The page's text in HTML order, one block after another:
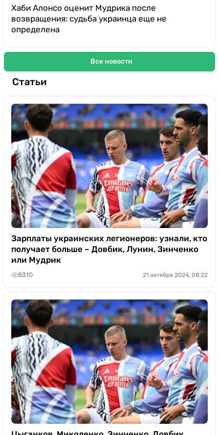
Хаби Алонсо оценит Мудрика после
возвращения: судьба украинца еще не
определена
Все новости
Статьи
Зарплаты украинских легионеров: узнали, кто
получает больше – Довбик, Лунин, Зинченко
или Мудрик
8310 21 октября 2024, 08:22